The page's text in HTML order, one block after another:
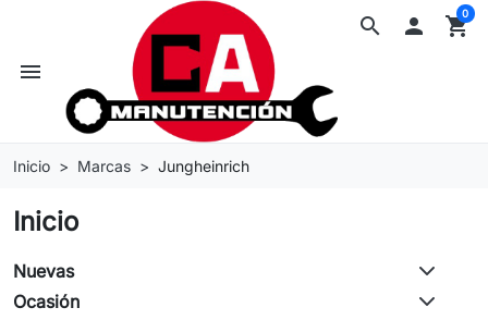
search
menu
 shopping_cart
0
Inicio Marcas Jungheinrich
Inicio
Nuevas
Ocasión